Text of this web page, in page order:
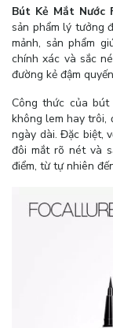
Bút Kẻ Mắt Nước
sản phẩm lý tưởng
mảnh, sản phẩm
chính xác và sắc
đường kẻ đậm
Công thức của
không lem hay trôi,
ngày dài. Đặc biệt,
đôi mắt rõ nét và
điểm, từ tự nhiên